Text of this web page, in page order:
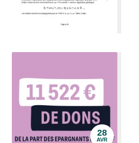
Lettre d'information
n°03
28
AVR